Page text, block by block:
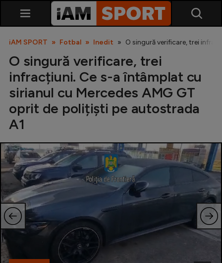
Liga 2
Cupa României
Echipa Națională
Fotbal feminin
Special
Diverse
iAM SPORT Fotbal Inedit O singură verificare, trei
O singură verificare, trei
infracțiuni. Ce s-a întâmplat cu
sirianul cu Mercedes AMG GT
oprit de polițiști pe autostrada
A1